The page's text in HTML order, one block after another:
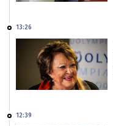
13:26
12:39